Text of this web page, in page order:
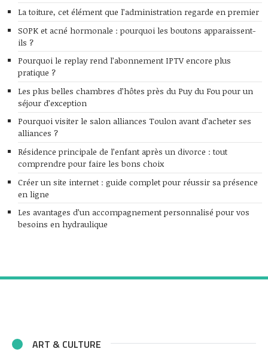
La toiture, cet élément que l’administration regarde en premier
SOPK et acné hormonale : pourquoi les boutons apparaissent-
ils ?
Pourquoi le replay rend l’abonnement IPTV encore plus
pratique ?
Les plus belles chambres d’hôtes près du Puy du Fou pour un
séjour d’exception
Pourquoi visiter le salon alliances Toulon avant d’acheter ses
alliances ?
Résidence principale de l’enfant après un divorce : tout
comprendre pour faire les bons choix
Créer un site internet : guide complet pour réussir sa présence
en ligne
Les avantages d’un accompagnement personnalisé pour vos
besoins en hydraulique
ART & CULTURE